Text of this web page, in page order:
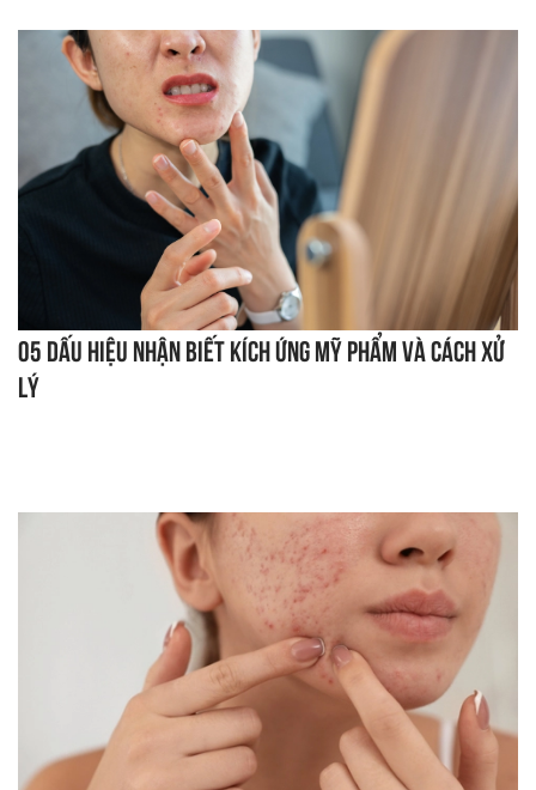
05 dấu hiệu nhận biết kích ứng mỹ phẩm và cách xử
lý